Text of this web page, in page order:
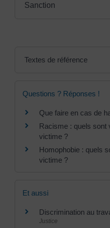
Sanction
Textes de référence
Questions ? Réponses !
Que faire en cas de
Racisme : quels sont
victime ?
Homophobie : quels
victime ?
Et aussi
Discrimination au
Justice